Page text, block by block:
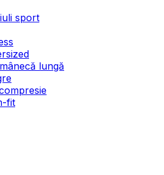
sport
lungă
fit